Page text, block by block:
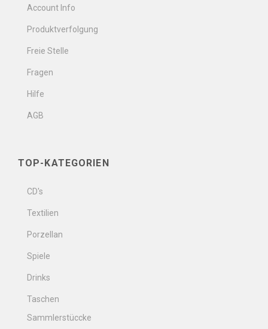
Account Info
Produktverfolgung
Freie Stelle
Fragen
Hilfe
AGB
TOP-KATEGORIEN
CD's
Textilien
Porzellan
Spiele
Drinks
Taschen
Sammlerstüccke